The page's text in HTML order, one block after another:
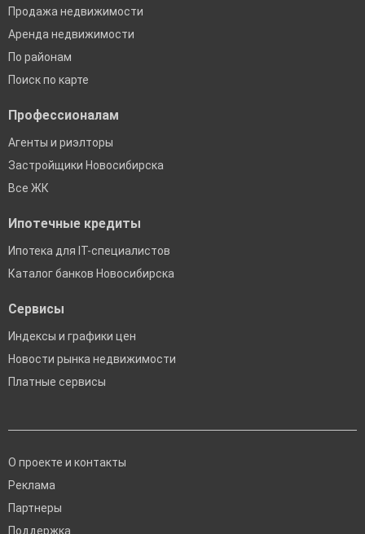
Продажа недвижимости
Аренда недвижимости
По районам
Поиск по карте
Профессионалам
Агенты и риэлторы
Застройщики Новосибирска
Все ЖК
Ипотечные кредиты
Ипотека для IT-специалистов
Каталог банков Новосибирска
Сервисы
Индексы и графики цен
Новости рынка недвижимости
Платные сервисы
О проекте и контакты
Реклама
Партнеры
Поддержка